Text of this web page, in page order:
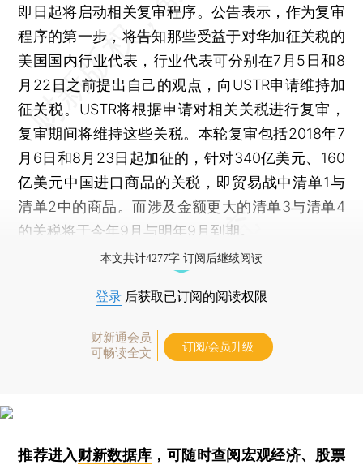
即日起将启动相关复审程序。公告表示，作为复审
程序的第一步，将告知那些受益于对华加征关税的
美国国内行业代表，行业代表可分别在7月5日和8
月22日之前提出自己的观点，向USTR申请维持加
征关税。USTR将根据申请对相关关税进行复审，
复审期间将维持这些关税。本轮复审包括2018年7
月6日和8月23日起加征的，针对340亿美元、160
亿美元中国进口商品的关税，即贸易战中清单1与
清单2中的商品。而涉及金额更大的清单3与清单4
的关税将于今年9月与明年9月到期。
本文共计4277字 订阅后继续阅读
登录 后获取已订阅的阅读权限
财新通会员
可畅读全文
订阅/会员升级
推荐进入财新数据库 ，可随时查阅宏观经济、股票